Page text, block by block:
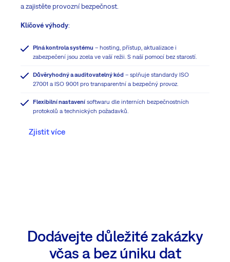
a zajistěte provozní bezpečnost.
Klíčové výhody:
Plná kontrola systému – hosting, přístup, aktualizace i
zabezpečení jsou zcela ve vaší režii. S naší pomocí bez starostí.
Důvěryhodný a auditovatelný kód – splňuje standardy ISO
27001 a ISO 9001 pro transparentní a bezpečný provoz.
Flexibilní nastavení softwaru dle interních bezpečnostních
protokolů a technických požadavků.
Zjistit více
Dodávejte důležité zakázky
včas a bez úniku dat